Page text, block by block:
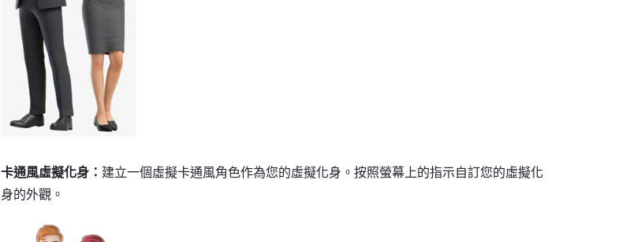
卡通風虛擬化身： 建立一個虛擬卡通風角色作為您的虛擬化身。按照螢幕上的指示自訂您的虛擬化
身的外觀。